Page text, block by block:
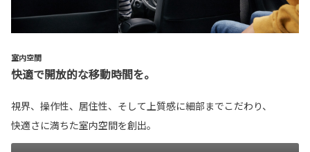
室内空間
快適で開放的な移動時間を。
視界、操作性、居住性、そして上質感に細部までこだわり、
快適さに満ちた室内空間を創出。